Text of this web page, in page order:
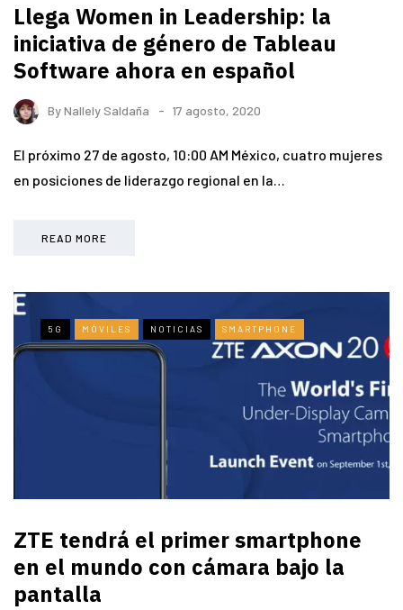
Llega Women in Leadership: la
iniciativa de género de Tableau
Software ahora en español
ByNallely Saldaña 17 agosto, 2020
El próximo 27 de agosto, 10:00 AM México, cuatro mujeres
en posiciones de liderazgo regional en la…
READ MORE
5G MÓVILES NOTICIAS SMARTPHONE
ZTE tendrá el primer smartphone
en el mundo con cámara bajo la
pantalla